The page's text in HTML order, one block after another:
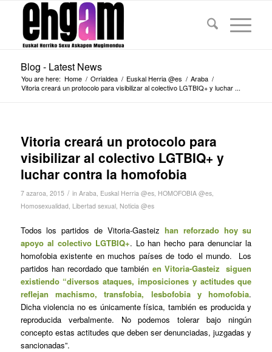
Blog - Latest News
You are here: Home / Orrialdea / Euskal Herria @es / Araba /
Vitoria creará un protocolo para visibilizar al colectivo LGTBIQ+ y luchar ...
Vitoria creará un protocolo para
visibilizar al colectivo LGTBIQ+ y
luchar contra la homofobia
7 azaroa, 2015 / in Araba, Euskal Herria @es, HOMOFOBIA @es,
Homosexualidad, Libertad sexual, Noticia @es
Todos los partidos de Vitoria-Gasteiz han reforzado hoy su
apoyo al colectivo LGTBIQ+. Lo han hecho para denunciar la
homofobia existente en muchos países de todo el mundo. Los
partidos han recordado que también en Vitoria-Gasteiz siguen
existiendo “diversos ataques, imposiciones y actitudes que
reflejan machismo, transfobia, lesbofobia y homofobia.
Dicha violencia no es únicamente física, también es producida y
reproducida verbalmente. No podemos tolerar bajo ningún
concepto estas actitudes que deben ser denunciadas, juzgadas y
sancionadas”.